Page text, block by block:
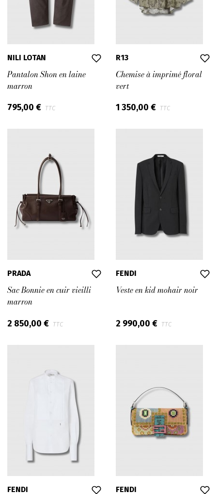
NILI LOTAN
Pantalon Shon en laine
marron
795,00 € TTC
R13
Chemise à imprimé floral
vert
1 350,00 € TTC
PRADA
Sac Bonnie en cuir vieilli
marron
2 850,00 € TTC
FENDI
Veste en kid mohair noir
2 990,00 € TTC
FENDI FENDI